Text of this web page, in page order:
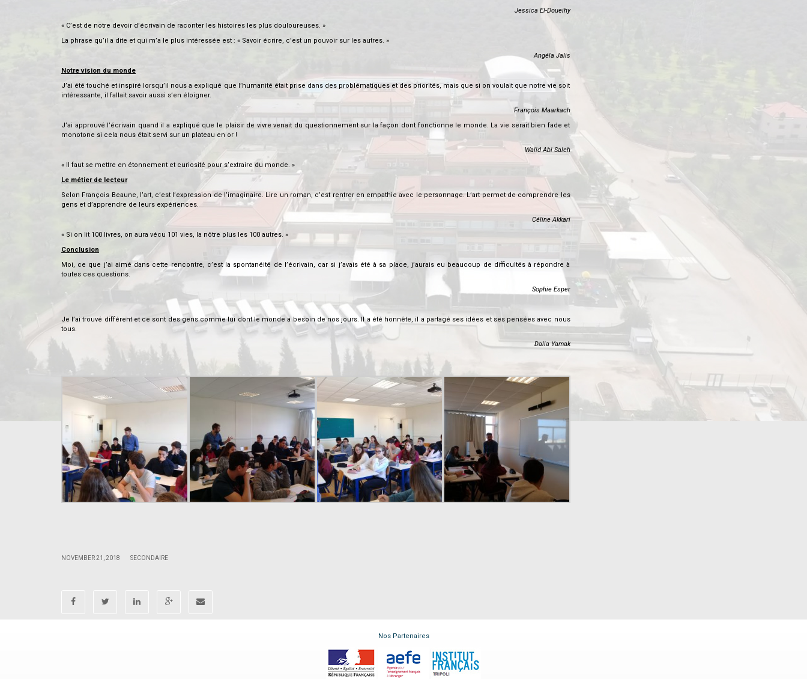
Jessica El-Doueihy
« C’est de notre devoir d’écrivain de raconter les histoires les plus douloureuses. »
La phrase qu’il a dite et qui m’a le plus intéressée est : « Savoir écrire, c’est un pouvoir sur les autres. »
Angéla Jalis
Notre vision du monde
J’ai été touché et inspiré lorsqu’il nous a expliqué que l’humanité était prise dans des problématiques et des priorités, mais que si on voulait que notre vie soit
intéressante, il fallait savoir aussi s’en éloigner.
François Maarkach
J’ai approuvé l’écrivain quand il a expliqué que le plaisir de vivre venait du questionnement sur la façon dont fonctionne le monde. La vie serait bien fade et
monotone si cela nous était servi sur un plateau en or !
Walid Abi Saleh
« Il faut se mettre en étonnement et curiosité pour s’extraire du monde. »
Le métier de lecteur
Selon François Beaune, l’art, c’est l’expression de l’imaginaire. Lire un roman, c’est rentrer en empathie avec le personnage. L’art permet de comprendre les
gens et d’apprendre de leurs expériences.
Céline Akkari
« Si on lit 100 livres, on aura vécu 101 vies, la nôtre plus les 100 autres. »
Conclusion
Moi, ce que j’ai aimé dans cette rencontre, c’est la spontanéité de l’écrivain, car si j’avais été à sa place, j’aurais eu beaucoup de difficultés à répondre à
toutes ces questions.
Sophie Esper
Je l’ai trouvé différent et ce sont des gens comme lui dont le monde a besoin de nos jours. Il a été honnête, il a partagé ses idées et ses pensées avec nous
tous.
Dalia Yamak
NOVEMBER 21, 2018 SECONDAIRE
Nos Partenaires